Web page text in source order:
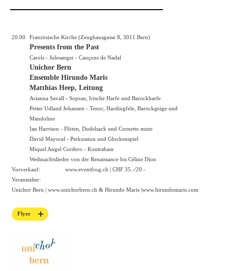
20:00 Französische Kirche (Zeughausgasse 8, 3011 Bern)
Presents from the Past
Carols - Julesanger - Cançons de Nadal
Unichor Bern
Ensemble Hirundo Maris
Matthias Heep, Leitung
Arianna Savall - Sopran, Irische Harfe und Barockharfe
Petter Udland Johansen - Tenor, Hardingfele, Barockgeige und
Mandoline
Ian Harrison - Flöten, Dudelsack und Cornetto muto
David Mayoral - Perkussion und Glockenspiel
Miquel Angel Cordero - Kontrabass
Weihnachtslieder von der Renaissance bis Céline Dion
Vorverkauf:
www.eventfrog.ch | CHF 35.-/20.-
Veranstalter:
Unichor Bern | www.unichorbern.ch & Hirundo Maris |www.hirundomaris.com
Flyer